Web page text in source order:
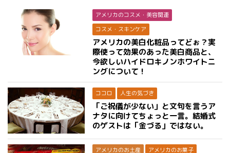
アメリカのコスメ・美容関連
コスメ・スキンケア
アメリカの美白化粧品ってどぉ？実
際使って効果のあった美白商品と、
今欲しいハイドロキノンホワイトニ
ングについて！
ココロ 人生の気づき
「ご祝儀が少ない」と文句を言うア
ナタに向けてちょっと一言。結婚式
のゲストは「金づる」ではない。
アメリカのお土産 アメリカのお菓子